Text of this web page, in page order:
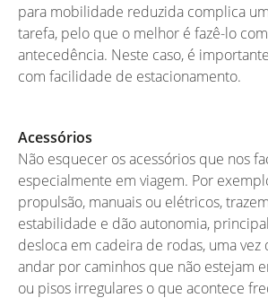
para mobilidade reduzida complica
tarefa, pelo que o melhor é fazê-lo
antecedência. Neste caso, é
com facilidade de estacionamento.
Acessórios
Não esquecer os acessórios que nos
especialmente em viagem. Por
propulsão, manuais ou elétricos,
estabilidade e dão autonomia,
desloca em cadeira de rodas, uma
andar por caminhos que não estejam
ou pisos irregulares o que acontece